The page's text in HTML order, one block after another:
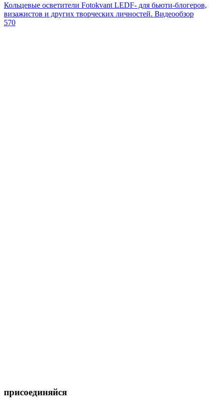
Кольцевые осветители Fotokvant LEDF- для бьюти-блогеров,
визажистов и других творческих личностей. Видеообзор
570
присоединяйся